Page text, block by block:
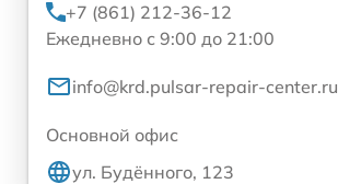
+7 (861) 212-36-12
Ежедневно с 9:00 до 21:00
info@krd.pulsar-repair-center.ru
Основной офис
ул. Будённого, 123